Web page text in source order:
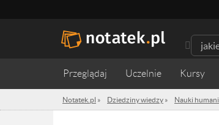
Przeglądaj Uczelnie Kursy
Notatek.pl » Dziedziny wiedzy » Nauki